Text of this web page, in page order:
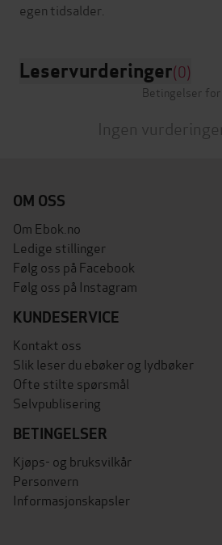
Leservurderinger(0)
Betingelser
Ingen
OM OSS
Om Ebok.no
Ledige stillinger
Følg oss på Facebook
Følg oss på Instagram
KUNDESERVICE
Kontakt oss
Slik leser du ebøker og lydbøker
Ofte stilte spørsmål
Selvpublisering
BETINGELSER
Kjøps- og bruksvilkår
Personvern
Informasjonskapsler